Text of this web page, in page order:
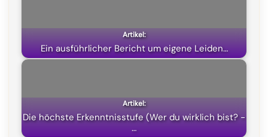
Ein ausführlicher Bericht um eigene Leiden…
Die höchste Erkenntnisstufe (Wer du wirklich bist? -
…